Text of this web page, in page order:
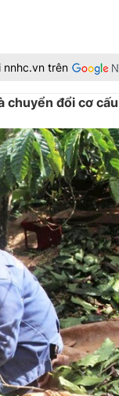
nnhc.vn trên
chuyển đổi cơ